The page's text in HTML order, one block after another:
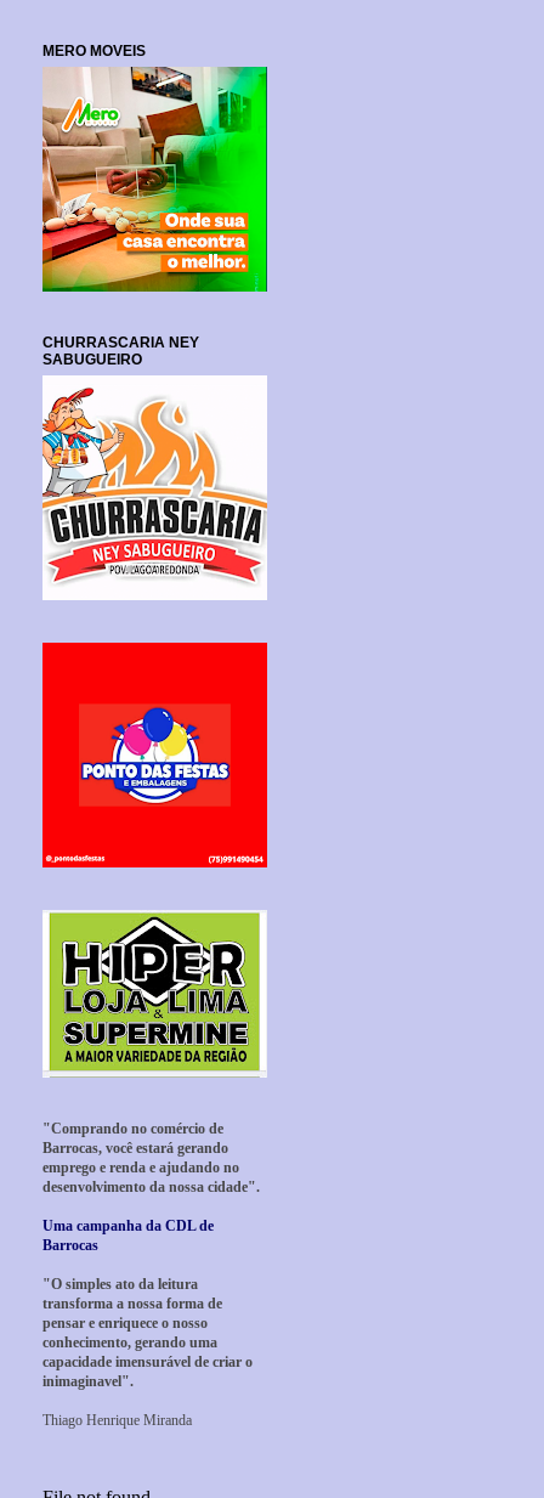
MERO MOVEIS
CHURRASCARIA NEY
SABUGUEIRO
"Comprando no comércio de
Barrocas, você estará gerando
emprego e renda e ajudando no
desenvolvimento da nossa cidade".
Uma campanha da CDL de
Barrocas
"O simples ato da leitura
transforma a nossa forma de
pensar e enriquece o nosso
conhecimento, gerando uma
capacidade imensurável de criar o
inimaginavel".
Thiago Henrique Miranda